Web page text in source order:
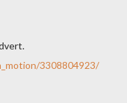
3308804923/